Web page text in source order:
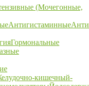
(Мочегонные,
Антигистаминные
Гормональные
кишечный-